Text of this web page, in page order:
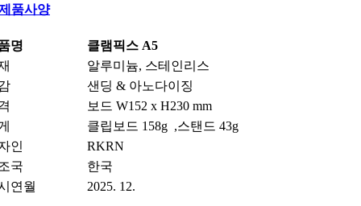
품사양
명
클램픽스 A5
알루미늄, 스테인리스
샌딩 & 아노다이징
보드 W152 x H230 mm
클립보드 158g ,스탠드 43g
인
RKRN
국
한국
연월
2025. 12.